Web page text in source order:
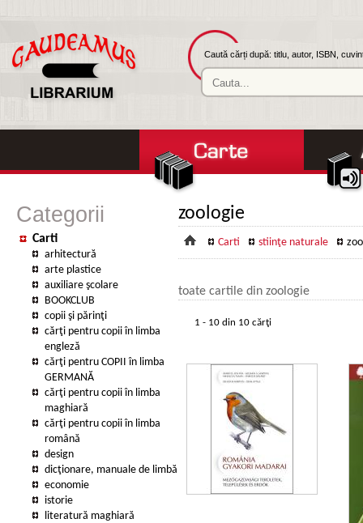
Caută cărți după: titlu, autor, ISBN,
Categorii
Carti
arhitectură
arte plastice
auxiliare şcolare
BOOKCLUB
copii şi părinţi
cărţi pentru copii în limba
engleză
cărţi pentru COPII în limba
GERMANĂ
cărţi pentru copii în limba
maghiară
cărţi pentru copii în limba
română
design
dicţionare, manuale de limbă
economie
istorie
literatură maghiară
zoologie
Carti stiinţe naturale
toate cartile din zoologie
1 - 10 din 10 cărţi